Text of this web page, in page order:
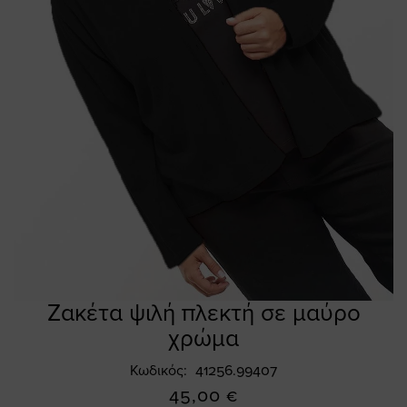
Ζακέτα ψιλή πλεκτή σε μαύρο
χρώμα
Κωδικός 41256.99407
45,00 €